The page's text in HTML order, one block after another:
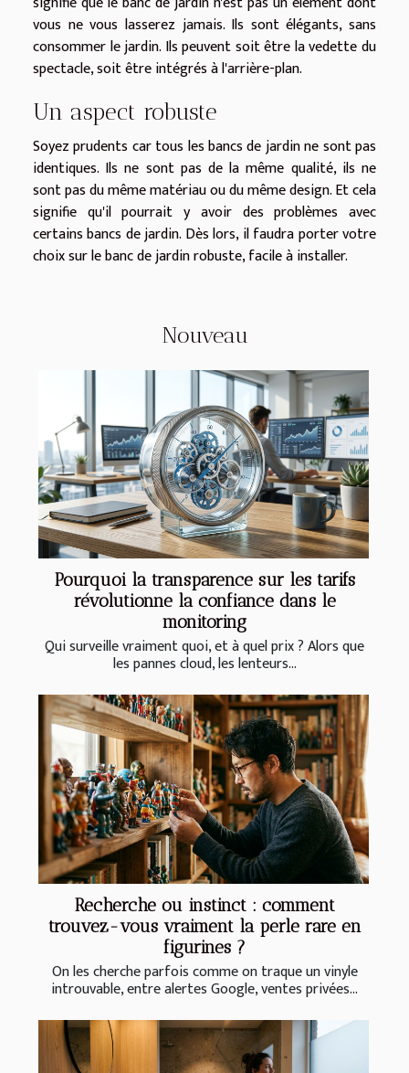
vous ne vous lasserez jamais. Ils sont élégants, sans
consommer le jardin. Ils peuvent soit être la vedette du
spectacle, soit être intégrés à l'arrière-plan.
Un aspect robuste
Soyez prudents car tous les bancs de jardin ne sont pas
identiques. Ils ne sont pas de la même qualité, ils ne
sont pas du même matériau ou du même design. Et cela
signifie qu'il pourrait y avoir des problèmes avec
certains bancs de jardin. Dès lors, il faudra porter votre
choix sur le banc de jardin robuste, facile à installer.
Nouveau
Pourquoi la transparence sur les tarifs
révolutionne la confiance dans le
monitoring
Qui surveille vraiment quoi, et à quel prix ? Alors que
les pannes cloud, les lenteurs...
Recherche ou instinct : comment
trouvez-vous vraiment la perle rare en
figurines ?
On les cherche parfois comme on traque un vinyle
introuvable, entre alertes Google, ventes privées...